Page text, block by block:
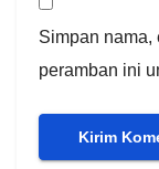
Simpan nama,
peramban ini